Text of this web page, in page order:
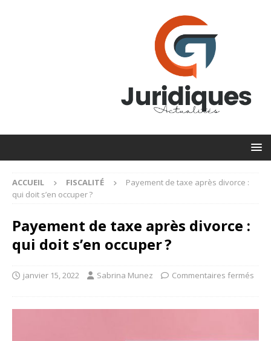
ACCUEIL FISCALITÉ
Payement de taxe après divorce :
qui doit s’en occuper ?
Payement de taxe après divorce :
qui doit s’en occuper ?
janvier 15, 2022 Sabrina Munez Commentaires fermés